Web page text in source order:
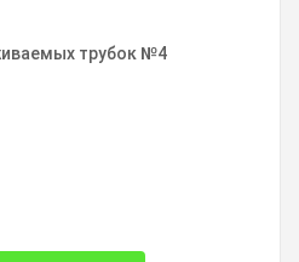
трубок №4